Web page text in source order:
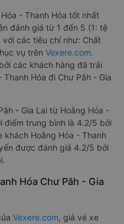
- Thanh Hóa tốt nhất
đánh giá từ 1 đến 5 (1: tệ
các tiêu chí như: Chất
vụ trên Vexere.com.
các khách hàng đã trải
Hóa đi Chư Păh - Gia
- Gia Lai từ Hoằng Hóa -
điểm trung bình là 4.2/5 bởi
khách Hoằng Hóa - Thanh
được đánh giá 4.2/5 bởi
Hóa Chư Păh - Gia
Vexere.com, giá vé xe